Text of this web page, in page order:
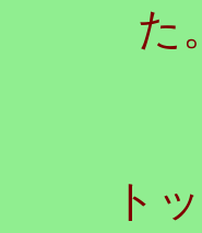
た
トッ